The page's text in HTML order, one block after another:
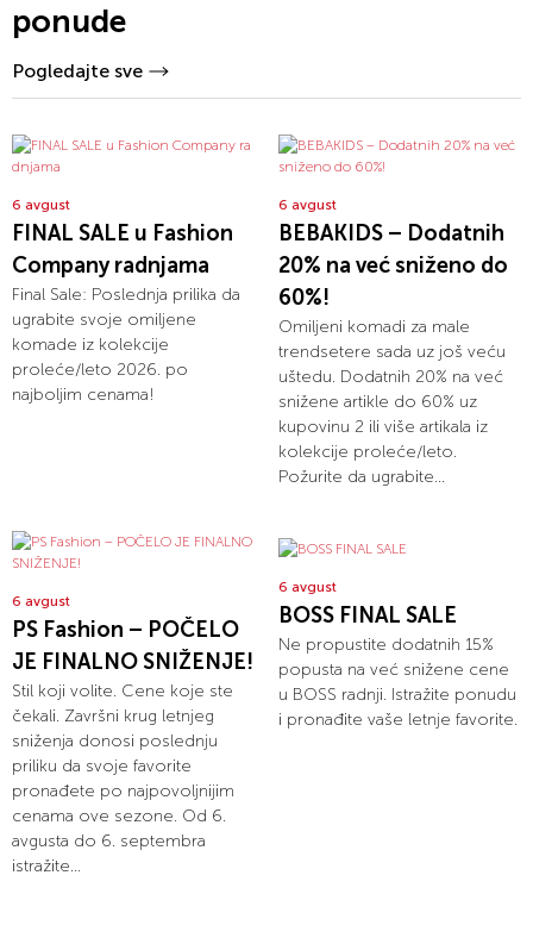
ponude
Pogledajte sve
6 avgust
FINAL SALE u Fashion
Company radnjama
Final Sale: Poslednja prilika da
ugrabite svoje omiljene
komade iz kolekcije
proleće/leto 2026. po
najboljim cenama!
6 avgust
BEBAKIDS – Dodatnih
20% na već sniženo do
60%!
Omiljeni komadi za male
trendsetere sada uz još veću
uštedu. Dodatnih 20% na već
snižene artikle do 60% uz
kupovinu 2 ili više artikala iz
kolekcije proleće/leto.
Požurite da ugrabite...
6 avgust
PS Fashion – POČELO
JE FINALNO SNIŽENJE!
Stil koji volite. Cene koje ste
čekali. Završni krug letnjeg
sniženja donosi poslednju
priliku da svoje favorite
pronađete po najpovoljnijim
cenama ove sezone. Od 6.
avgusta do 6. septembra
istražite...
6 avgust
BOSS FINAL SALE
Ne propustite dodatnih 15%
popusta na već snižene cene
u BOSS radnji. Istražite ponudu
i pronađite vaše letnje favorite.